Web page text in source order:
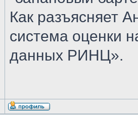
Как разъясняет
система оценки
данных РИНЦ».